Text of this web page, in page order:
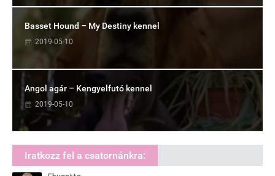
Basset Hound – My Destiny kennel
2019-05-10
Angol agár – Kengyelfutó kennel
2019-05-10
Iratkozz fel a csatornánkra: